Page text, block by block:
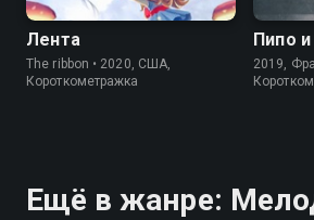
Лента
The ribbon • 2020, США,
Короткометражка
Пипо
2019,
Ещё в жанре: